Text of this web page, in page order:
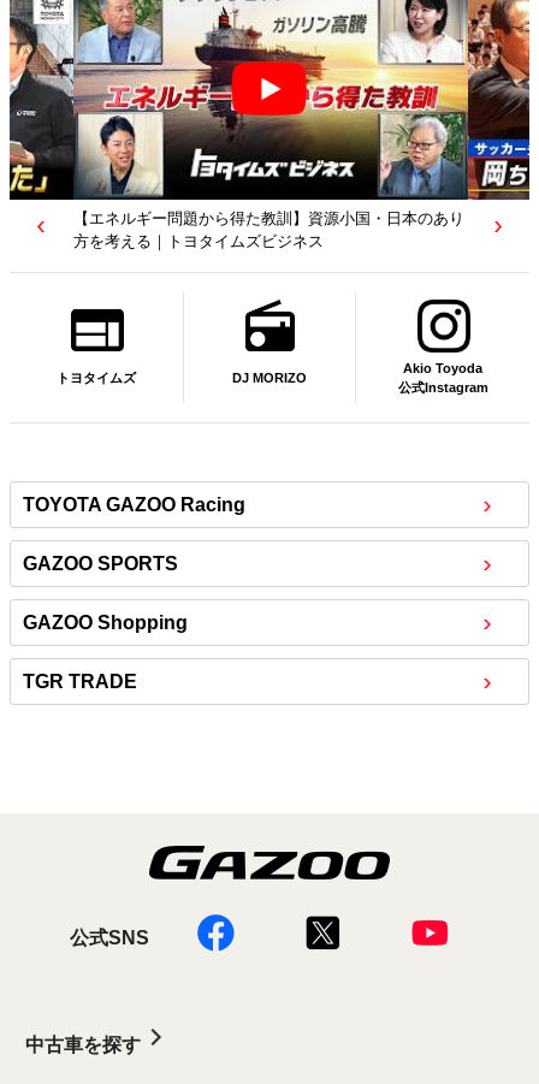
【若者たちへ】岡田武史さんが“特別授業”で語ったこと
｜サッカー日本代表元監督｜トヨタイムズニュース
トヨタイムズ DJ MORIZO
Akio Toyoda
公式Instagram
TOYOTA GAZOO Racing
GAZOO SPORTS
GAZOO Shopping
TGR TRADE
公式SNS
中古車を探す